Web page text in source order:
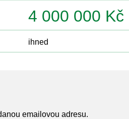
4 000 000 Kč
ihned
emailovou adresu.